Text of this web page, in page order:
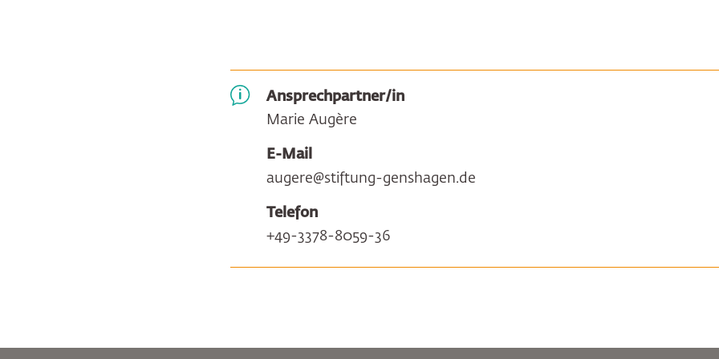
Ansprechpartner/in
Marie Augère
E-Mail
augere@stiftung-genshagen.de
Telefon
+49-3378-8059-36